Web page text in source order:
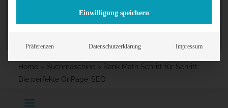
Home » Suchmaschine » Rank Math Schritt für Schritt:
Die perfekte OnPage-SEO
Einwilligung speichern
Präferenzen Datenschutzerklärung Impressum